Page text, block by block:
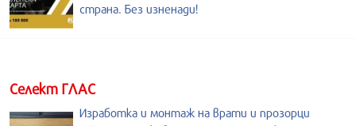
страна. Без изненади!
Селект ГЛАС
Изработка и монтаж на врати и прозорци